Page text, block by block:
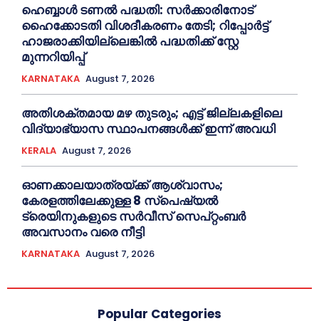
ഹെബ്ബാൾ ടണൽ പദ്ധതി: സർക്കാരിനോട്
ഹൈക്കോടതി വിശദീകരണം തേടി; റിപ്പോർട്ട്
ഹാജരാക്കിയില്ലെങ്കിൽ പദ്ധതിക്ക് സ്റ്റേ
മുന്നറിയിപ്പ്
KARNATAKA August 7, 2026
അതിശക്തമായ മഴ തുടരും; എട്ട് ജി​ല്ല​ക​ളി​ലെ
വി​ദ്യാ​ഭ്യാ​സ സ്ഥാ​പ​ന​ങ്ങ​ൾ​ക്ക് ഇ​ന്ന് അ​വ​ധി
KERALA August 7, 2026
ഓണക്കാലയാത്രയ്ക്ക് ആശ്വാസം;
കേരളത്തിലേക്കുള്ള 8 സ്പെഷ്യൽ
ട്രെയിനുകളുടെ സർവീസ് സെപ്റ്റംബർ
അവസാനം വരെ നീട്ടി
KARNATAKA August 7, 2026
Popular Categories